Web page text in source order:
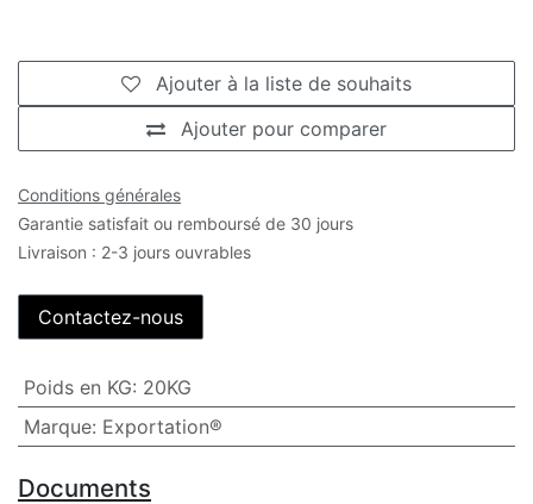
Ajouter pour comparer
Ajouter à la liste de souhaits
Conditions générales
Garantie satisfait ou remboursé de 30 jours
Livraison : 2-3 jours ouvrables
Contactez-nous
Poids en KG: 20KG
Marque: Exportation®
Documents